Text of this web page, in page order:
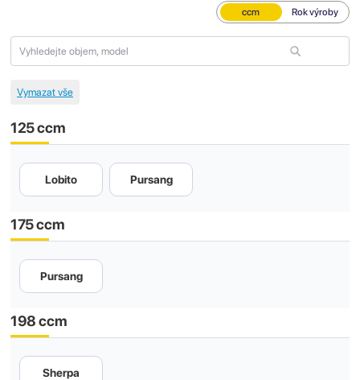
ccm Rok výroby
125 ccm
Lobito Pursang
175 ccm
Pursang
198 ccm
Sherpa